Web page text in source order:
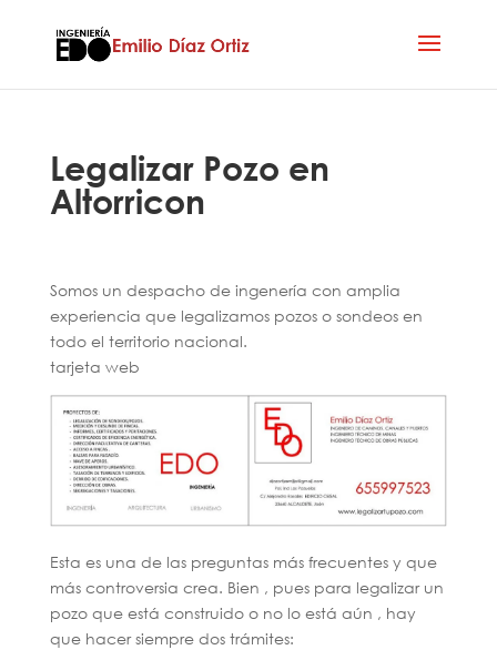
Legalizar Pozo en
Altorricon
Somos un despacho de ingenería con amplia
experiencia que legalizamos pozos o sondeos en
todo el territorio nacional.
tarjeta web
Esta es una de las preguntas más frecuentes y que
más controversia crea. Bien , pues para legalizar un
pozo que está construido o no lo está aún , hay
que hacer siempre dos trámites: